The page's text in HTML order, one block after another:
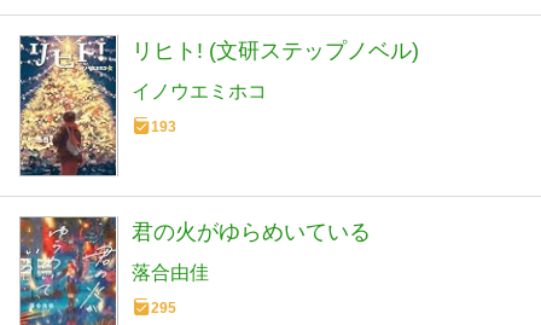
リヒト! (文研ステップノベル)
イノウエミホコ
193
君の火がゆらめいている
落合由佳
295